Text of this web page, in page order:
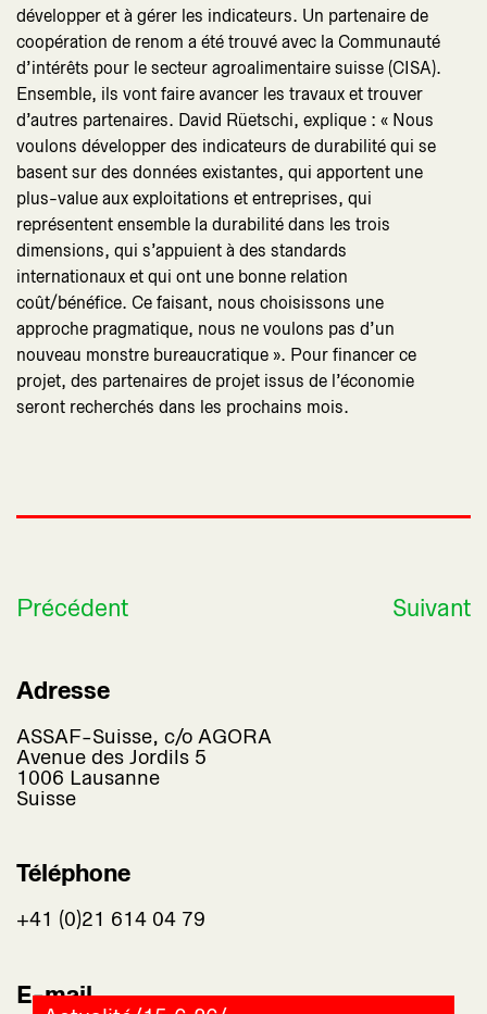
développer et à gérer les indicateurs. Un partenaire de
coopération de renom a été trouvé avec la Communauté
d’intérêts pour le secteur agroalimentaire suisse (CISA).
Ensemble, ils vont faire avancer les travaux et trouver
d’autres partenaires. David Rüetschi, explique : « Nous
voulons développer des indicateurs de durabilité qui se
basent sur des données existantes, qui apportent une
plus-value aux exploitations et entreprises, qui
représentent ensemble la durabilité dans les trois
dimensions, qui s’appuient à des standards
internationaux et qui ont une bonne relation
coût/bénéfice. Ce faisant, nous choisissons une
approche pragmatique, nous ne voulons pas d’un
nouveau monstre bureaucratique ». Pour financer ce
projet, des partenaires de projet issus de l’économie
seront recherchés dans les prochains mois.
Suivant
Précédent
Adresse
ASSAF-Suisse, c/o AGORA
Avenue des Jordils 5
1006 Lausanne
Suisse
Téléphone
+41 (0)21 614 04 79
E-mail